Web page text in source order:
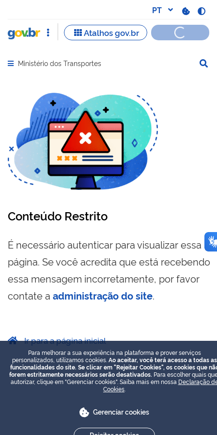
Abrir menu principal de navegação
Ministério dos Transportes
Conteúdo Restrito
É necessário autenticar para visualizar essa
página. Se você acredita que está recebendo
essa mensagem incorretamente, por favor
contate a administração do site.
Ir para a página inicial
Para melhorar a sua experiência na plataforma e prover serviços
personalizados, utilizamos cookies. Ao aceitar, você terá acesso a todas as
funcionalidades do site. Se clicar em "Rejeitar Cookies", os cookies que
forem estritamente necessários serão desativados. Para escolher quais
autorizar, clique em "Gerenciar cookies". Saiba mais em nossa Declaração
Cookies
Gerenciar cookies